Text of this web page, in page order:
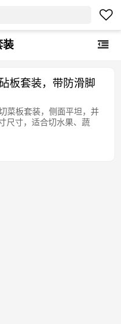
装
板套装，带防滑脚
菜板套装，侧面平坦，并
尺寸，适合切水果、蔬